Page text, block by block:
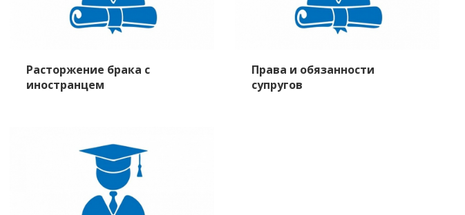
Расторжение брака с
иностранцем
Права и обязанности
супругов